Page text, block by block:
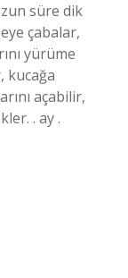
süre dik
çabalar,
yürüme
kucağa
açabilir,
. ay .